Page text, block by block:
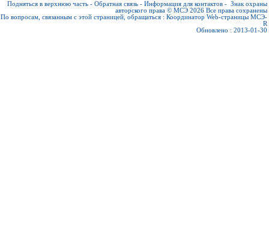
Подняться в верхнюю часть - Обратная связь - Информация для контактов - Знак охраны
авторского права © МСЭ 2026 Все права сохранены
По вопросам, связанным с этой страницей, обращаться : Координатор Web-страницы МСЭ-
R
Обновлено : 2013-01-30